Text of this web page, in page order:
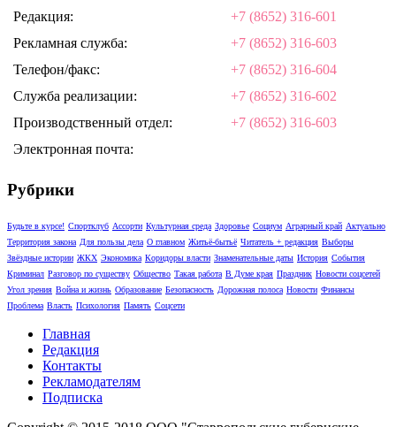
Редакция:
+7 (8652) 316-601
Рекламная служба:
+7 (8652) 316-603
Телефон/факс:
+7 (8652) 316-604
Служба реализации:
+7 (8652) 316-602
Производственный отдел:
+7 (8652) 316-603
Электронная почта:
Рубрики
Будьте в курсе! Спортклуб Ассорти Культурная среда Здоровье Социум Аграрный край Актуально
Территория закона Для пользы дела О главном Житьё-бытьё Читатель + редакция Выборы
Звёздные истории ЖКХ Экономика Коридоры власти Знаменательные даты История События
Криминал Разговор по существу Общество Такая работа В Думе края Праздник Новости соцсетей
Угол зрения Война и жизнь Образование Безопасность Дорожная полоса Новости Финансы
Проблема Власть Психология Память Соцсети
Главная
Редакция
Контакты
Рекламодателям
Подписка